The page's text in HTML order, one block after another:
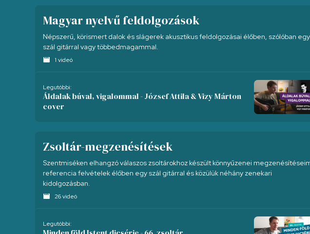
Magyar nyelvű feldolgozások
Népszerű, körismert dalok és slágerek akusztikus feldolgozásai élőben, szólóban egy
szál gitárral vagy többedmagammal.
movie 1 videó
Legutóbbi:
Áldalak búval, vigalommal - József Attila & Vizy Márton
cover
Zsoltár-megzenésítések
Szentmiséken elhangzó válaszos zsoltárokhoz készült könnyűzenei
referencia felvételek élőben egy szál gitárral és közülük néhány zenekari
kidolgozásban.
movie 26 videó
Legutóbbi: